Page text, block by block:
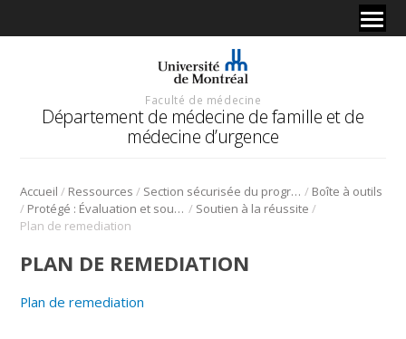
Faculté de médecine
Département de médecine de famille et de
médecine d’urgence
Accueil / Ressources / Section sécurisée du programme de médecine de famille / Boîte à outils
/
Protégé : Évaluation et soutien à la réussite / Soutien à la réussite /
Plan de remediation
PLAN DE REMEDIATION
Plan de remediation